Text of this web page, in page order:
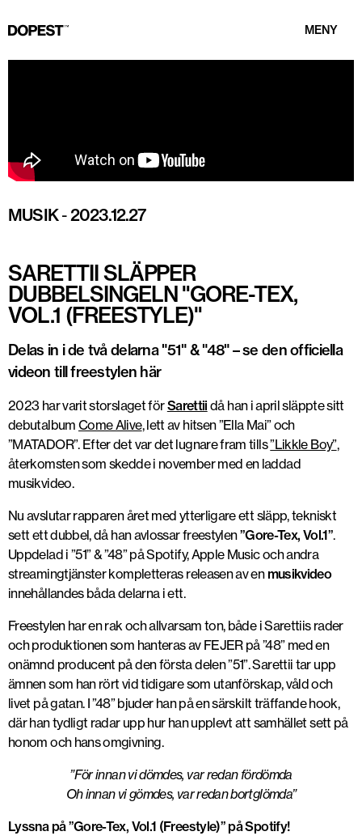
MENY
MUSIK-2023.12.27
SARETTII SLÄPPER
DUBBELSINGELN "GORE-TEX,
VOL.1 (FREESTYLE)"
Delas in i de två delarna "51" & "48" – se den officiella
videon till freestylen här
2023 har varit storslaget förSarettii då han i april släppte sitt
debutalbum Come Alive, lett av hitsen ”Ella Mai” och
”MATADOR”. Efter det var det lugnare fram tills”Likkle Boy”,
återkomsten som skedde i november med en laddad
musikvideo.
Nu avslutar rapparen året med ytterligare ett släpp, tekniskt
sett ett dubbel, då han avlossar freestylen”Gore-Tex, Vol.1”.
Uppdelad i ”51” & ”48” på Spotify, Apple Music och andra
streamingtjänster kompletteras releasen av en musikvideo
innehållandes båda delarna i ett.
Freestylen har en rak och allvarsam ton, både i Sarettiis rader
och produktionen som hanteras av FEJER på ”48” med en
onämnd producent på den första delen ”51”. Sarettii tar upp
ämnen som han rört vid tidigare som utanförskap, våld och
livet på gatan. I ”48” bjuder han på en särskilt träffande hook,
där han tydligt radar upp hur han upplevt att samhället sett på
honom och hans omgivning.
”För innan vi dömdes, var redan fördömda
Oh innan vi gömdes, var redan bortglömda”
Lyssna på ”Gore-Tex, Vol.1 (Freestyle)” på Spotify!